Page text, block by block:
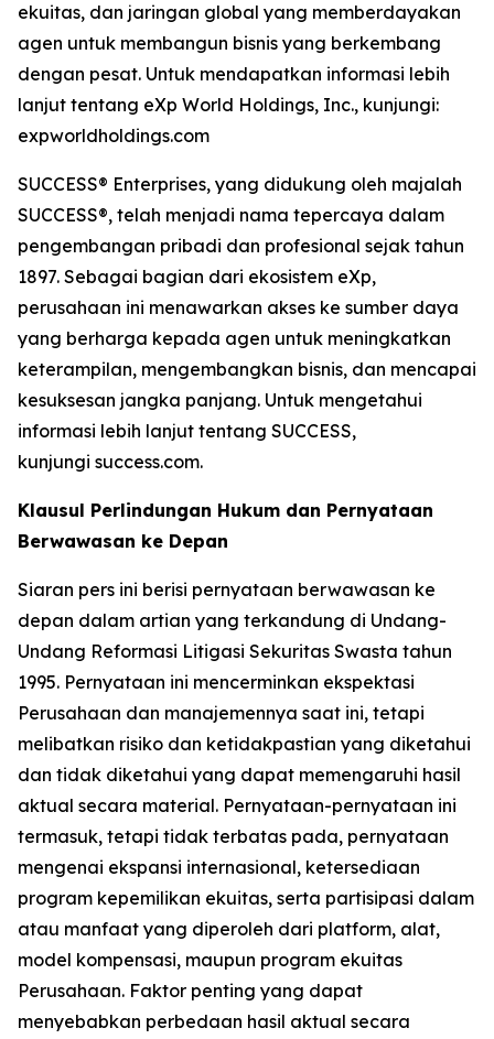
ekuitas, dan jaringan global yang memberdayakan
agen untuk membangun bisnis yang berkembang
dengan pesat. Untuk mendapatkan informasi lebih
lanjut tentang eXp World Holdings, Inc., kunjungi:
expworldholdings.com
SUCCESS® Enterprises, yang didukung oleh majalah
SUCCESS®, telah menjadi nama tepercaya dalam
pengembangan pribadi dan profesional sejak tahun
1897. Sebagai bagian dari ekosistem eXp,
perusahaan ini menawarkan akses ke sumber daya
yang berharga kepada agen untuk meningkatkan
keterampilan, mengembangkan bisnis, dan mencapai
kesuksesan jangka panjang. Untuk mengetahui
informasi lebih lanjut tentang SUCCESS,
kunjungi success.com.
Klausul Perlindungan Hukum dan Pernyataan
Berwawasan ke Depan
Siaran pers ini berisi pernyataan berwawasan ke
depan dalam artian yang terkandung di Undang-
Undang Reformasi Litigasi Sekuritas Swasta tahun
1995. Pernyataan ini mencerminkan ekspektasi
Perusahaan dan manajemennya saat ini, tetapi
melibatkan risiko dan ketidakpastian yang diketahui
dan tidak diketahui yang dapat memengaruhi hasil
aktual secara material. Pernyataan-pernyataan ini
termasuk, tetapi tidak terbatas pada, pernyataan
mengenai ekspansi internasional, ketersediaan
program kepemilikan ekuitas, serta partisipasi dalam
atau manfaat yang diperoleh dari platform, alat,
model kompensasi, maupun program ekuitas
Perusahaan. Faktor penting yang dapat
menyebabkan perbedaan hasil aktual secara